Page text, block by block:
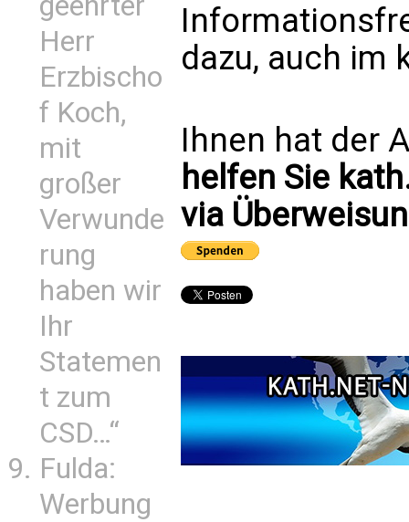
Herr
Erzbischo
f Koch,
mit
großer
Verwunde
rung
haben wir
Ihr
Statemen
t zum
CSD…“
Fulda:
Werbung
dazu, auch im
Ihnen hat der
helfen Sie
via